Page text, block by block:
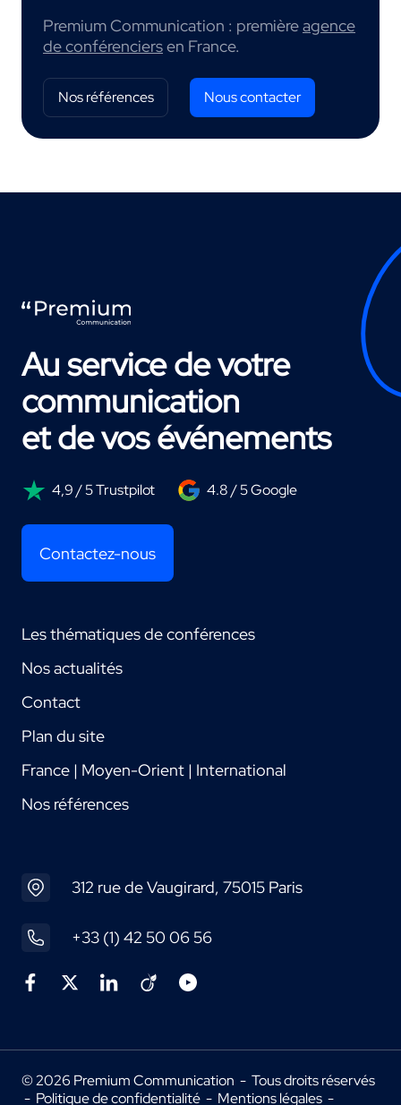
Premium Communication : premièreagence
de conférenciersen France.
Nos références Nous contacter
Au service de votre
communication
et de vos événements
4,9 / 5 Trustpilot 4.8 / 5 Google
Contactez-nous
Les thématiques de conférences
Nos actualités
Contact
Plan du site
France | Moyen-Orient | International
Nos références
312 rue de Vaugirard, 75015 Paris
+33 (1) 42 50 06 56
© 2026 Premium Communication - Tous droits réservés
- Politique de confidentialité - Mentions légales -